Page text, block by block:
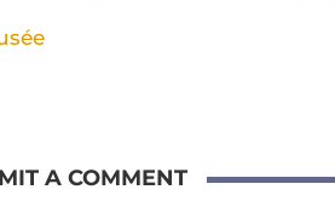
A COMMENT